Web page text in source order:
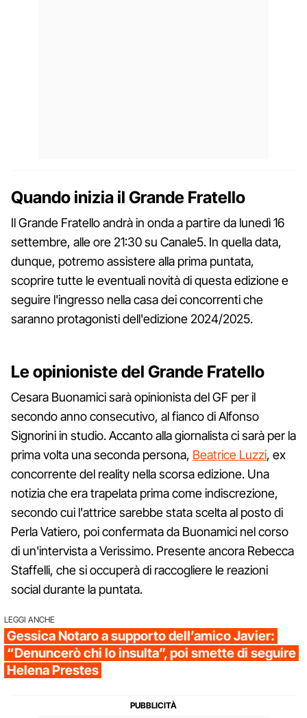
Quando inizia il Grande Fratello
Il Grande Fratello andrà in onda a partire da lunedì 16
settembre, alle ore 21:30 su Canale5. In quella data,
dunque, potremo assistere alla prima puntata,
scoprire tutte le eventuali novità di questa edizione e
seguire l'ingresso nella casa dei concorrenti che
saranno protagonisti dell'edizione 2024/2025.
Le opinioniste del Grande Fratello
Cesara Buonamici sarà opinionista del GF per il
secondo anno consecutivo, al fianco di Alfonso
Signorini in studio. Accanto alla giornalista ci sarà per la
prima volta una seconda persona, Beatrice Luzzi, ex
concorrente del reality nella scorsa edizione. Una
notizia che era trapelata prima come indiscrezione,
secondo cui l'attrice sarebbe stata scelta al posto di
Perla Vatiero, poi confermata da Buonamici nel corso
di un'intervista a Verissimo. Presente ancora Rebecca
Staffelli, che si occuperà di raccogliere le reazioni
social durante la puntata.
LEGGI ANCHE
Gessica Notaro a supporto dell’amico Javier:
“Denuncerò chi lo insulta”, poi smette di seguire
Helena Prestes